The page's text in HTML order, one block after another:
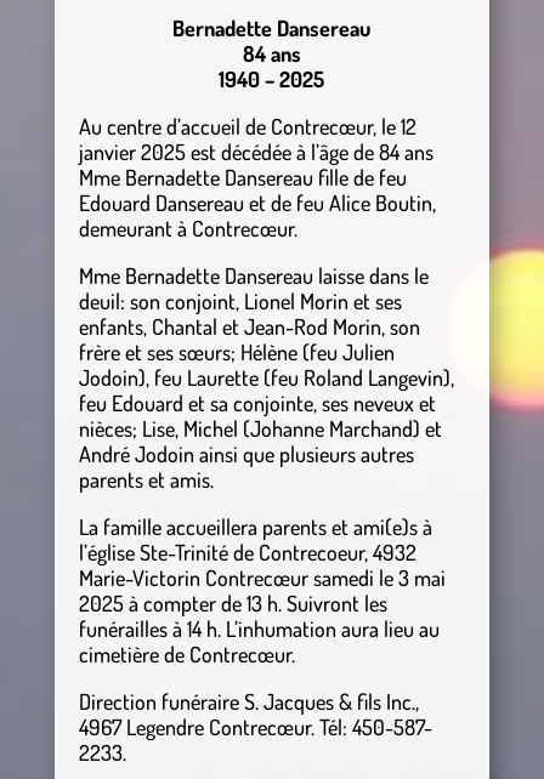
Bernadette Dansereau
84 ans
1940 – 2025
Au centre d’accueil de Contrecœur, le 12
janvier 2025 est décédée à l’âge de 84 ans
Mme Bernadette Dansereau fille de feu
Edouard Dansereau et de feu Alice Boutin,
demeurant à Contrecœur.
Mme Bernadette Dansereau laisse dans le
deuil: son conjoint, Lionel Morin et ses
enfants, Chantal et Jean-Rod Morin, son
frère et ses sœurs; Hélène (feu Julien
Jodoin), feu Laurette (feu Roland Langevin),
feu Edouard et sa conjointe, ses neveux et
nièces; Lise, Michel (Johanne Marchand) et
André Jodoin ainsi que plusieurs autres
parents et amis.
La famille accueillera parents et ami(e)s à
l’église Ste-Trinité de Contrecoeur, 4932
Marie-Victorin Contrecœur samedi le 3 mai
2025 à compter de 13 h. Suivront les
funérailles à 14 h. L’inhumation aura lieu au
cimetière de Contrecœur.
Direction funéraire S. Jacques & fils Inc.,
4967 Legendre Contrecœur. Tél: 450-587-
2233.